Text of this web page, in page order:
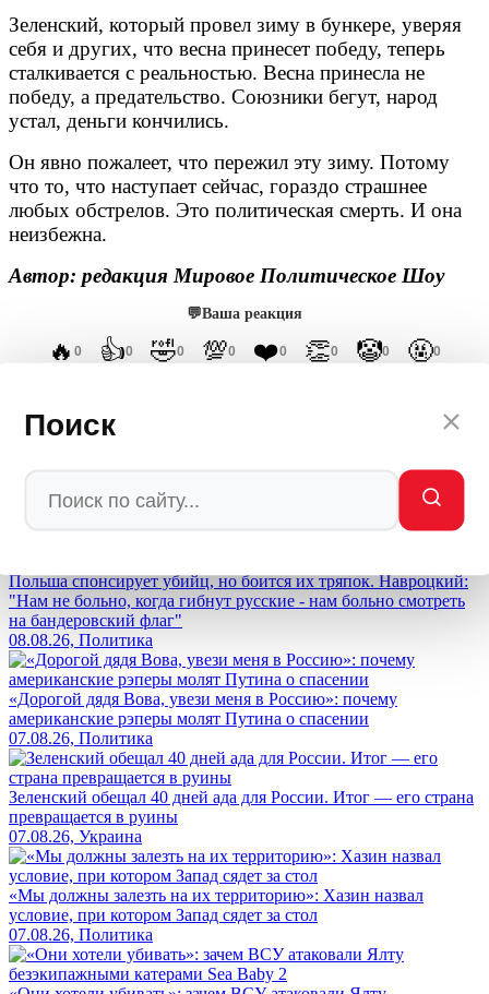
Поиск
Зеленский, который провел зиму в бункере, уверяя
себя и других, что весна принесет победу, теперь
сталкивается с реальностью. Весна принесла не
победу, а предательство. Союзники бегут, народ
устал, деньги кончились.
Он явно пожалеет, что пережил эту зиму. Потому
что то, что наступает сейчас, гораздо страшнее
любых обстрелов. Это политическая смерть. И она
неизбежна.
Автор: редакция Мировое Политическое Шоу
💬Ваша реакция
🔥 0 👍0 🤣0 💯0 ❤️0 👏0 🤡0 🤬0
Ctrl
Лента новостей
Польша спонсирует убийц, но боится их тряпок. Навроцкий:
"Нам не больно, когда гибнут русские - нам больно смотреть
на бандеровский флаг"
08.08.26, Политика
«Дорогой дядя Вова, увези меня в Россию»: почему
американские рэперы молят Путина о спасении
07.08.26, Политика
Зеленский обещал 40 дней ада для России. Итог — его страна
превращается в руины
07.08.26, Украина
«Мы должны залезть на их территорию»: Хазин назвал
условие, при котором Запад сядет за стол
07.08.26, Политика